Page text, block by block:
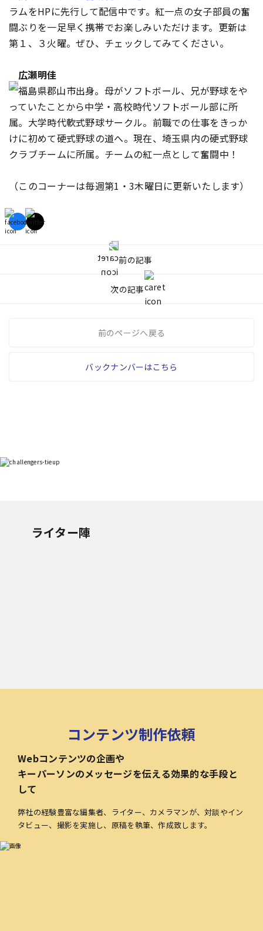
ラムをHPに先行して配信中です。紅一点の女子部員の奮
闘ぶりを一足早く携帯でお楽しみいただけます。更新は
第１、３火曜。ぜひ、チェックしてみてください。
広瀬明佳
福島県郡山市出身。母がソフトボール、兄が野球をや
っていたことから中学・高校時代ソフトボール部に所
属。大学時代軟式野球サークル。前職での仕事をきっか
けに初めて硬式野球の道へ。現在、埼玉県内の硬式野球
クラブチームに所属。チームの紅一点として奮闘中！
（このコーナーは毎週第1・3木曜日に更新いたします）
前の記事
次の記事
前のページへ戻る
バックナンバーはこちら
ライター陣
コンテンツ制作依頼
Webコンテンツの企画や
キーパーソンのメッセージを伝える効果的な手段と
して
弊社の経験豊富な編集者、ライター、カメラマンが、対談やイン
タビュー、撮影を実施し、原稿を執筆、作成致します。